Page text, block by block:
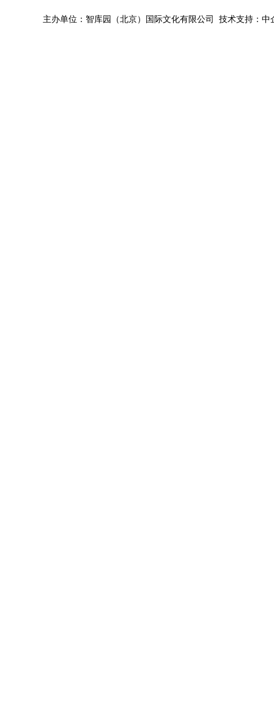
主办单位：智库园（北京）国际文化有限公司 技术支持：